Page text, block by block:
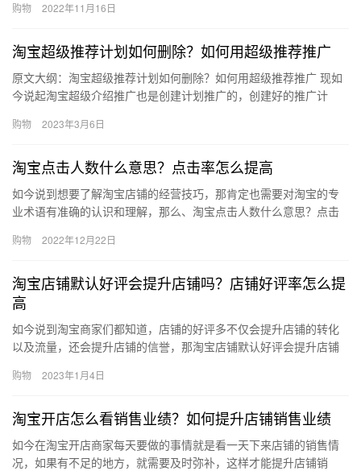
递后在…
购物 2022年11月16日
淘宝超级推荐计划如何删除？如何用超级推荐推广
原文大纲：淘宝超级推荐计划如何删除？如何用超级推荐推广 现如
今说起淘宝超级介绍推广也是创建计划推广的，创建好的推广计
超级介…
购物 2023年3月6日
淘宝点击人数什么意思？点击率怎么提高
如今说到想要了解淘宝店铺的经营技巧，那肯定也需要对淘宝的专
业术语有准确的认识和理解，那么、淘宝点击人数什么意思？点击
指：点…
购物 2022年12月22日
淘宝店铺默认好评会提升店铺吗？店铺好评率怎么提
高
如今说到淘宝商家们都知道，店铺的好评多不仅会提升店铺的转化
以及流量，还会提升店铺的信誉，那淘宝店铺默认好评会提升店铺
升店铺…
购物 2023年1月4日
淘宝开店怎么看销售业绩？如何提升店铺销售业绩
如今在淘宝开店商家每天要做的事情就是看一天下来店铺的销售情
况，如果有不足的地方，就需要及时弥补，这样才能提升店铺销